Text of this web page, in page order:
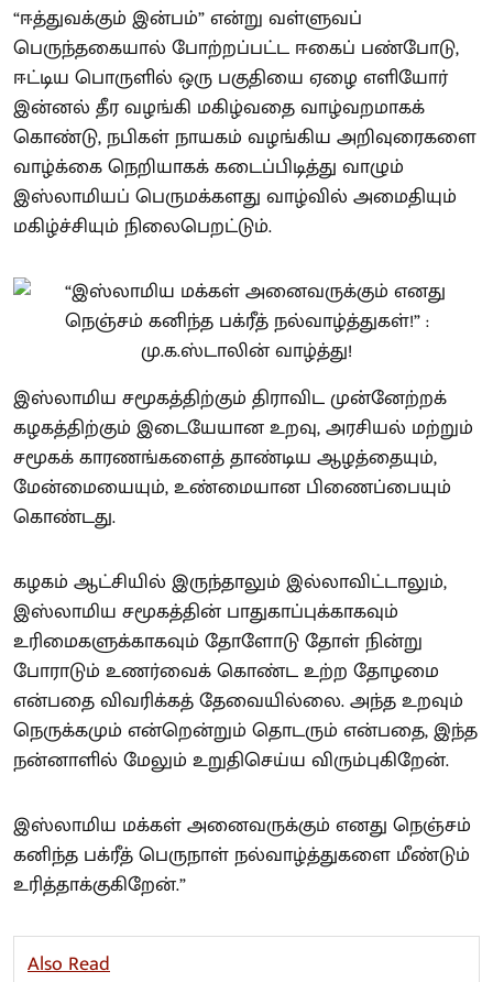
“ஈத்துவக்கும் இன்பம்” என்று வள்ளுவப்
பெருந்தகையால் போற்றப்பட்ட ஈகைப் பண்போடு,
ஈட்டிய பொருளில் ஒரு பகுதியை ஏழை எளியோர்
இன்னல் தீர வழங்கி மகிழ்வதை வாழ்வறமாகக்
கொண்டு, நபிகள் நாயகம் வழங்கிய அறிவுரைகளை
வாழ்க்கை நெறியாகக் கடைப்பிடித்து வாழும்
இஸ்லாமியப் பெருமக்களது வாழ்வில் அமைதியும்
மகிழ்ச்சியும் நிலைபெறட்டும்.
இஸ்லாமிய சமூகத்திற்கும் திராவிட முன்னேற்றக்
கழகத்திற்கும் இடையேயான உறவு, அரசியல் மற்றும்
சமூகக் காரணங்களைத் தாண்டிய ஆழத்தையும்,
மேன்மையையும், உண்மையான பிணைப்பையும்
கொண்டது.
கழகம் ஆட்சியில் இருந்தாலும் இல்லாவிட்டாலும்,
இஸ்லாமிய சமூகத்தின் பாதுகாப்புக்காகவும்
உரிமைகளுக்காகவும் தோளோடு தோள் நின்று
போராடும் உணர்வைக் கொண்ட உற்ற தோழமை
என்பதை விவரிக்கத் தேவையில்லை. அந்த உறவும்
நெருக்கமும் என்றென்றும் தொடரும் என்பதை, இந்த
நன்னாளில் மேலும் உறுதிசெய்ய விரும்புகிறேன்.
இஸ்லாமிய மக்கள் அனைவருக்கும் எனது நெஞ்சம்
கனிந்த பக்ரீத் பெருநாள் நல்வாழ்த்துகளை மீண்டும்
உரித்தாக்குகிறேன்.”
Also Read